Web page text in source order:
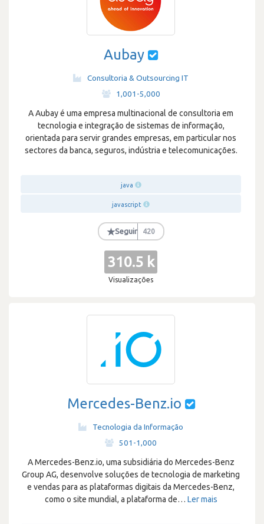
Aubay
Consultoria & Outsourcing IT
1,001-5,000
A Aubay é uma empresa multinacional de consultoria em
tecnologia e integração de sistemas de informação,
orientada para servir grandes empresas, em particular nos
sectores da banca, seguros, indústria e telecomunicações.
java
javascript
★Seguir 420
310.5 k
Visualizações
Mercedes-Benz.io
Tecnologia da Informação
501-1,000
A Mercedes-Benz.io, uma subsidiária do Mercedes-Benz
Group AG, desenvolve soluções de tecnologia de marketing
e vendas para as plataformas digitais da Mercedes-Benz,
como o site mundial, a plataforma de… Ler mais